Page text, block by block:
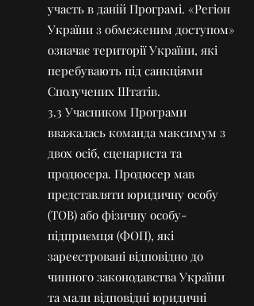
участь в даній Програмі. «Регіон
України з обмеженим доступом»
означає території України, які
перебувають під санкціями
Сполучених Штатів.
3.3 Учасником Програми
вважалась команда максимум з
двох осіб, сценариста та
продюсера. Продюсер мав
представляти юридичну особу
(ТОВ) або фізичну особу-
підприємця (ФОП), які
зареєстровані відповідно до
чинного законодавства України
та мали відповідні юридичні